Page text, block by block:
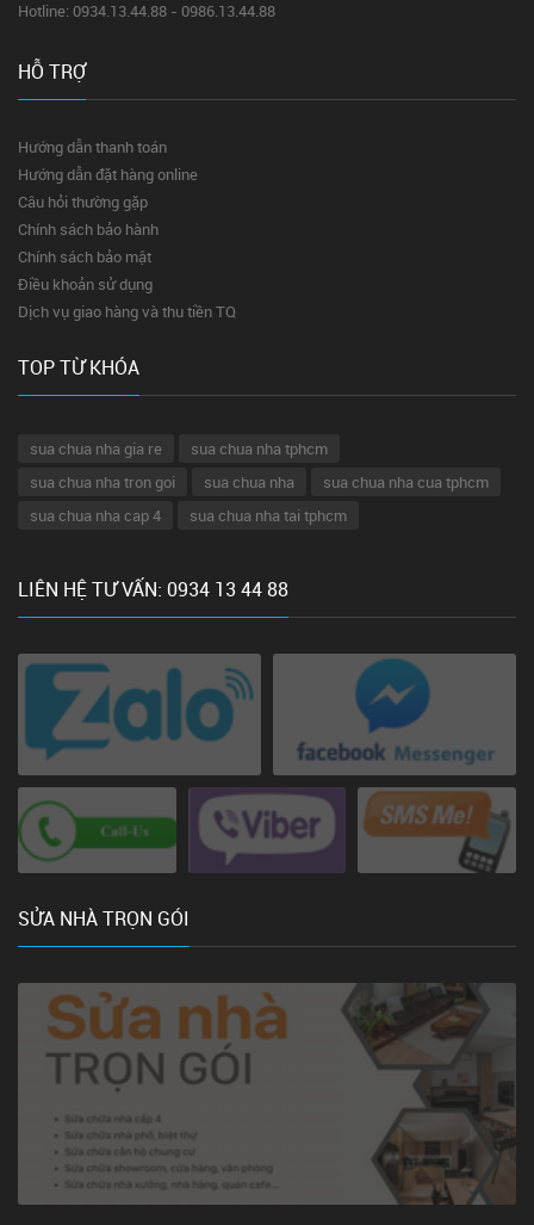
Hotline: 0934.13.44.88 - 0986.13.44.88
HỖ TRỢ
Hướng dẫn thanh toán
Hướng dẫn đặt hàng online
Câu hỏi thường gặp
Chính sách bảo hành
Chính sách bảo mật
Điều khoản sử dụng
Dịch vụ giao hàng và thu tiền TQ
TOP TỪ KHÓA
sua chua nha gia re
sua chua nha tphcm
sua chua nha tron goi
sua chua nha
sua chua nha cua tphcm
sua chua nha cap 4
sua chua nha tai tphcm
LIÊN HỆ TƯ VẤN: 0934 13 44 88
SỬA NHÀ TRỌN GÓI